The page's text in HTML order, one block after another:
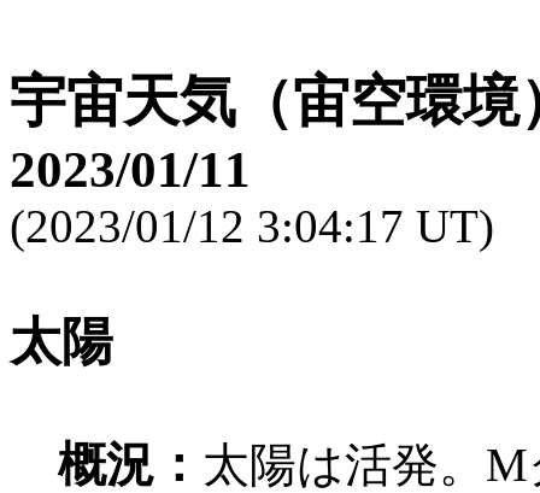
宇宙天気（宙空環境
2023/01/11
(2023/01/12 3:04:17 UT)
太陽
概況： 太陽は活発。